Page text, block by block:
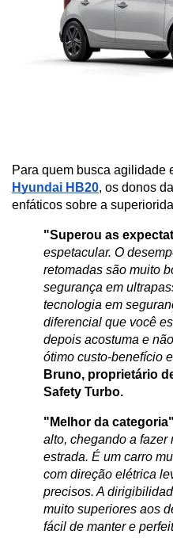
Hyundai HB20, os donos
enfáticos sobre a
"Superou as
espetacular. O
retomadas são muito
segurança em
tecnologia em
diferencial que você
depois acostuma e
ótimo custo-benefício
Bruno, proprietário
Safety Turbo.
"Melhor da categoria"
alto, chegando a fazer
estrada. É um carro
com direção elétrica
precisos. A
muito superiores aos
fácil de manter e